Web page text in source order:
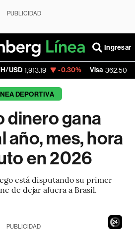
PUBLICIDAD
Ingresar
-0.30% Visa 362.50 -2.15%
DEPORTIVA
dinero gana
año, mes, hora
en 2026
está disputando su primer
de dejar afuera a Brasil.
22
PUBLICIDAD